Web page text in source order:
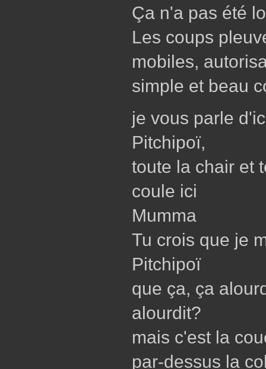
Ça n'a pas été
Les coups
mobiles,
simple et beau
je vous parle
Pitchipoï,
toute la chair et
coule ici
Mumma
Tu crois que je
Pitchipoï
que ça, ça
alourdit?
mais c'est la
par-dessus la